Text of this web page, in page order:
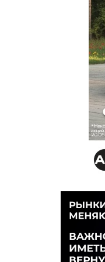
19
Даже не
вместе с
ахать,
слово
Александр
пределы
Светлана
Стройка
дервиш 19
Знаем